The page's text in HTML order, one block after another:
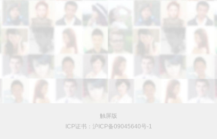
触屏版
ICP证书：沪ICP备09045640号-1